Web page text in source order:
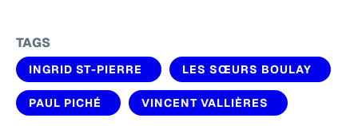
TAGS
INGRID ST-PIERRE LES SŒURS BOULAY
PAUL PICHÉ VINCENT VALLIÈRES